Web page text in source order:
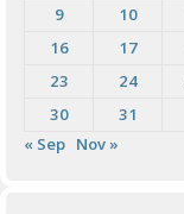
9
10
16
17
23
24
30
31
« Sep Nov »